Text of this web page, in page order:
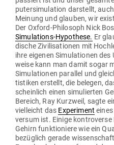
pu­ter­si­mu­lation dar­stellt,
Meinung und glauben, wir
Der Oxford-Phi­losoph Nick
Simu­la­tions-Hypo­these. Er
dische Zivi­li­sa­tionen mit
ihre eigenen Simu­la­tionen
weise kann man damit sogar
Simu­la­tionen par­allel und
tis­tiken erstellt, die belegen,
scheinlich einen simu­lierten
Bereich, Ray Kurzweil, sagte
viel­leicht das Expe­riment
versum ist. Einige
Gehirn funk­tio­niere wie ein
be­züglich gerade